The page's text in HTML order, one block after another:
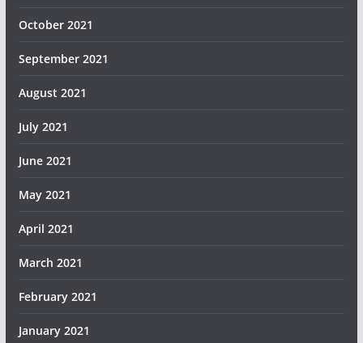
October 2021
September 2021
August 2021
July 2021
June 2021
May 2021
April 2021
March 2021
February 2021
January 2021